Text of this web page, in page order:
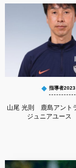
指導者2023
山尾 光則 鹿島アント
ジュニアユー